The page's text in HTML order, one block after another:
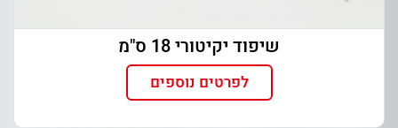
שיפוד יקיטורי 18 ס"מ
לפרטים נוספים